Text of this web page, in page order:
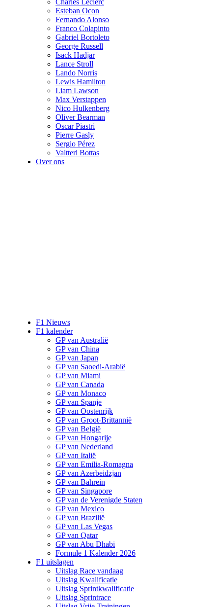
Charles Leclerc
Esteban Ocon
Fernando Alonso
Franco Colapinto
Gabriel Bortoleto
George Russell
Isack Hadjar
Lance Stroll
Lando Norris
Lewis Hamilton
Liam Lawson
Max Verstappen
Nico Hulkenberg
Oliver Bearman
Oscar Piastri
Pierre Gasly
Sergio Pérez
Valtteri Bottas
Over ons
F1 Nieuws
F1 kalender
GP van Australië
GP van China
GP van Japan
GP van Saoedi-Arabië
GP van Miami
GP van Canada
GP van Monaco
GP van Spanje
GP van Oostenrijk
GP van Groot-Brittannië
GP van België
GP van Hongarije
GP van Nederland
GP van Italië
GP van Emilia-Romagna
GP van Azerbeidzjan
GP van Bahrein
GP van Singapore
GP van de Verenigde Staten
GP van Mexico
GP van Brazilië
GP van Las Vegas
GP van Qatar
GP van Abu Dhabi
Formule 1 Kalender 2026
F1 uitslagen
Uitslag Race vandaag
Uitslag Kwalificatie
Uitslag Sprintkwalificatie
Uitslag Sprintrace